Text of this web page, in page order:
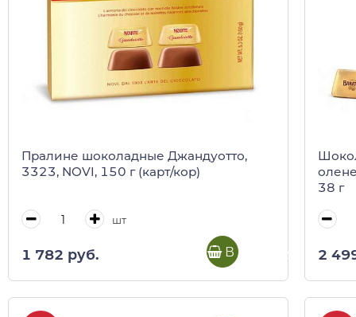
Пралине шоколадные Джандуотто,
3323, NOVI, 150 г (карт/кор)
шт
1 782 руб. В корзину
38 г
2